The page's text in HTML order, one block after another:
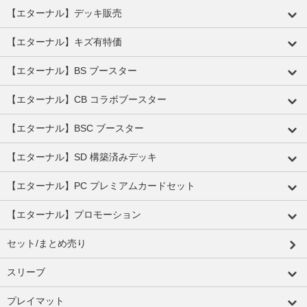
【エターナル】デッキ販売
【エターナル】キズ有特価
【エターナル】BS ブースター
【エターナル】CB コラボブースター
【エターナル】BSC ブースター
【エターナル】SD 構築済みデッキ
【エターナル】PC プレミアムカードセット
【エターナル】プロモーション
セット/まとめ売り
スリーブ
プレイマット